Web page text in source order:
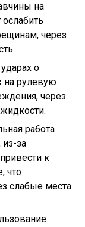
на
через
о
на рулевую
через
работа
из-за
к
что
слабые места